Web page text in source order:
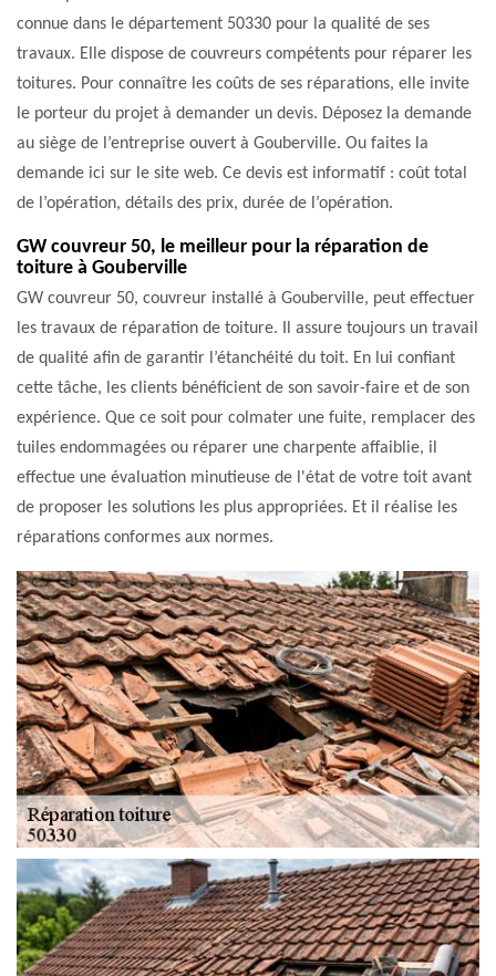
connue dans le département 50330 pour la qualité de ses
travaux. Elle dispose de couvreurs compétents pour réparer les
toitures. Pour connaître les coûts de ses réparations, elle invite
le porteur du projet à demander un devis. Déposez la demande
au siège de l’entreprise ouvert à Gouberville. Ou faites la
demande ici sur le site web. Ce devis est informatif : coût total
de l’opération, détails des prix, durée de l’opération.
GW couvreur 50, le meilleur pour la réparation de
toiture à Gouberville
GW couvreur 50, couvreur installé à Gouberville, peut effectuer
les travaux de réparation de toiture. Il assure toujours un travail
de qualité afin de garantir l’étanchéité du toit. En lui confiant
cette tâche, les clients bénéficient de son savoir-faire et de son
expérience. Que ce soit pour colmater une fuite, remplacer des
tuiles endommagées ou réparer une charpente affaiblie, il
effectue une évaluation minutieuse de l'état de votre toit avant
de proposer les solutions les plus appropriées. Et il réalise les
réparations conformes aux normes.